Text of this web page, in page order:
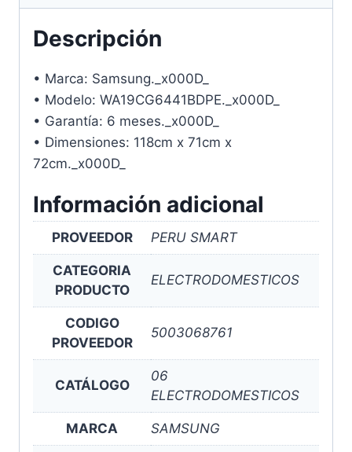
Descripción
• Marca: Samsung._x000D_
• Modelo: WA19CG6441BDPE._x000D_
• Garantía: 6 meses._x000D_
• Dimensiones: 118cm x 71cm x
72cm._x000D_
Información adicional
PROVEEDOR PERU SMART
CATEGORIA
PRODUCTO
ELECTRODOMESTICOS
CODIGO
PROVEEDOR
5003068761
CATÁLOGO
06
ELECTRODOMESTICOS
MARCA SAMSUNG